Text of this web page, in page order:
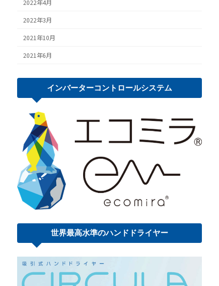
2022年4月
2022年3月
2021年10月
2021年6月
インバーターコントロールシステム
世界最高水準のハンドドライヤー